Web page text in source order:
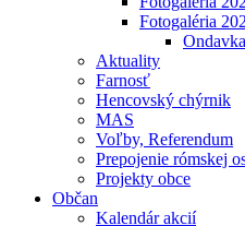
Fotogaléria
Aktuality
Farnosť
Hencovský chýrnik
MAS
Voľby, Referendum
Prepojenie rómskej
Projekty obce
Občan
Kalendár akcií